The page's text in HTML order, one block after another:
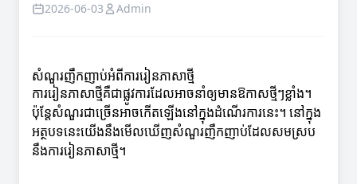
2026-06-03 Admin
សំណួរញឹកញាប់អំពីការរៀនភាសាថ្មី
ការរៀនភាសាថ្មីគឺជាផ្លូវការដែលអាចនាំឲ្យមានឱកាសថ្មីៗខ្លាំង។
ប៉ុន្តែសំណួរជាច្រើនអាចកើតឡើងនៅក្នុងដំណើរការនេះ។ នៅក្នុង
អត្ថបទនេះយើងនឹងមើលឃើញសំណួរញឹកញាប់ដែលសមស្រប
នឹងការរៀនភាសាថ្មី។